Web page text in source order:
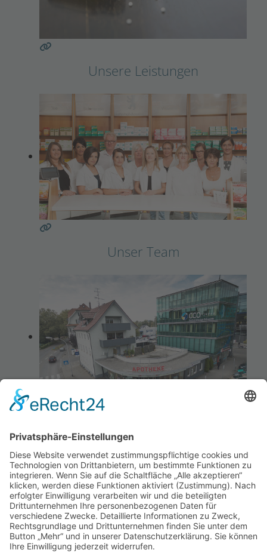
Unsere Leistungen
Unser Team
Ihre Apotheke
Bahnhof Apotheke · Karl Konrad e.K.